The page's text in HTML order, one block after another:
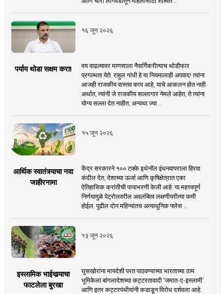
१६ जून २०२६
पर्याय थोडा सक्षम करा!
वय वाढल्यावर माणसाला नैसर्गिकरीत्याच थोडीफार
प्रगल्भता येते. राहुल गांधी हे या नियमालाही अपवाद! त्यांना
आजही राजकीय वास्तव काय आहे, याचे आकलन होत नाही.
अर्थात, त्यांनी जे राजकीय सल्लागार नेमले आहेत, ते त्यांना
योग्य सल्ला देत नाहीत, अन्यथा ज्या ..
१५ जून २०२६
आर्थिक स्वातंत्र्याचा नवा
जाहीरनामा
केंद्र सरकारने १०० टक्के इथेनॉल इंधनवापराला हिरवा
कंदील देत, देशाच्या ऊर्जा आणि कृषिक्षेत्रात एका
ऐतिहासिक क्रांतीची पायाभरणी केली आहे. या महत्त्वपूर्ण
निर्णयामुळे पेट्रोलवरील अवलंबित्व लक्षणीयरीत्या कमी
होईल. पुढील दोन महिन्यांतच अत्याधुनिक फ्लेस ..
१३ जून २०२६
इस्लामिक भाईचार्‍याचा
फाटलेला बुरखा
घुसखोरांना मायदेशी परत पाठवण्याच्या भारताच्या ठाम
भूमिकेला बांगलादेशच्या कट्टरतावादी ‘जमात-ए-इस्लामी’
आणि इतर कट्टरपंथीयांनी कडाडून विरोध दर्शवला आहे.